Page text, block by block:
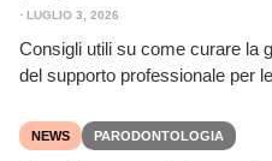
⋅ LUGLIO 3, 2026
Consigli utili su come curare la
del supporto professionale per
NEWS PARODONTOLOGIA